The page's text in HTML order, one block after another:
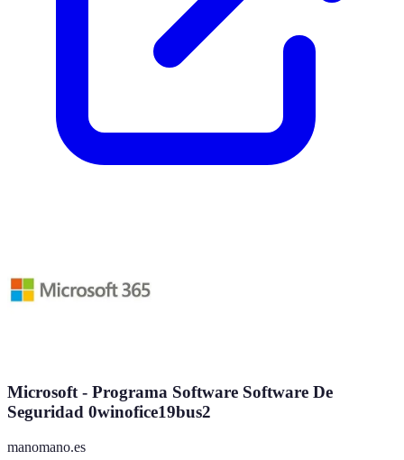
Microsoft - Programa Software Software De
Seguridad 0winofice19bus2
manomano.es